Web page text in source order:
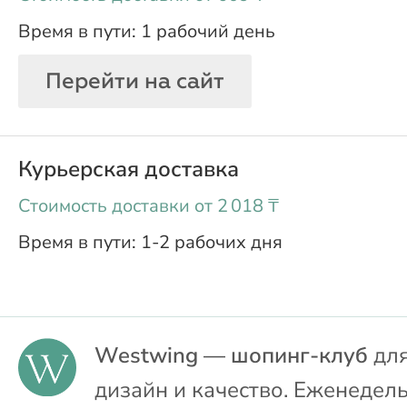
1 рабочий день
Перейти на сайт
Курьерская доставка
oт 2 018 ₸
1-2 рабочих дня
Westwing — шопинг-клуб
дизайн и качество.